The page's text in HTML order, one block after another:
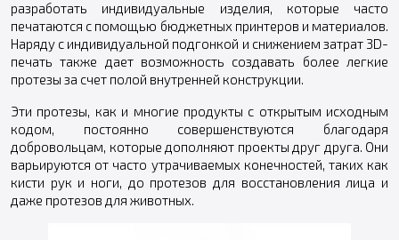
разработать индивидуальные изделия, которые часто
печатаются с помощью бюджетных принтеров и материалов.
Наряду с индивидуальной подгонкой и снижением затрат 3D-
печать также дает возможность создавать более легкие
протезы за счет полой внутренней конструкции.
Эти протезы, как и многие продукты с открытым исходным
кодом, постоянно совершенствуются благодаря
добровольцам, которые дополняют проекты друг друга. Они
варьируются от часто утрачиваемых конечностей, таких как
кисти рук и ноги, до протезов для восстановления лица и
даже протезов для животных.